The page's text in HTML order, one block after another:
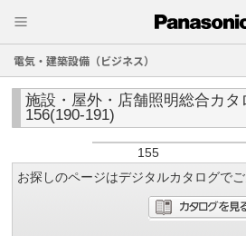
電気・建築設備（ビジネス）
施設・屋外・店舗照明総合カタ
156(190-191)
155
お探しのページはデジタルカタログでご